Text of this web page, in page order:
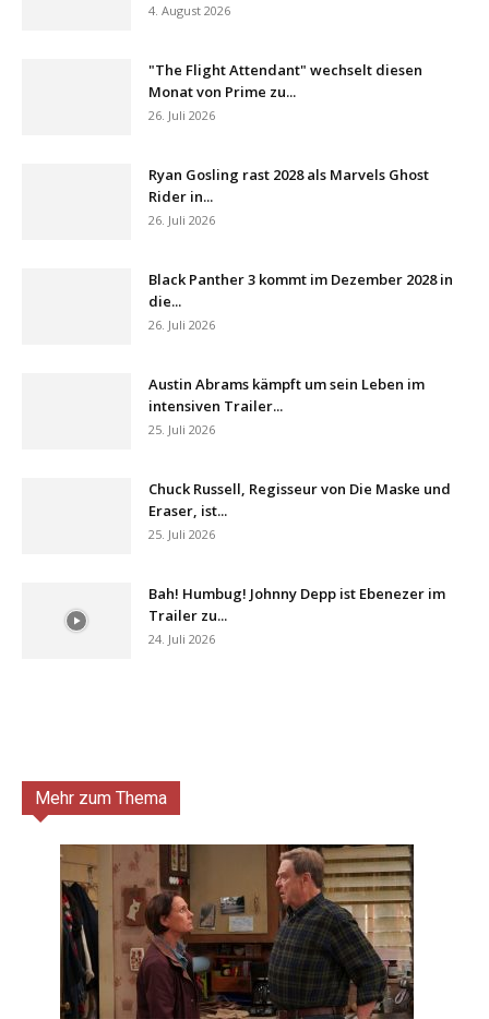
4. August 2026
"The Flight Attendant" wechselt diesen
Monat von Prime zu...
26. Juli 2026
Ryan Gosling rast 2028 als Marvels Ghost
Rider in...
26. Juli 2026
Black Panther 3 kommt im Dezember 2028 in
die...
26. Juli 2026
Austin Abrams kämpft um sein Leben im
intensiven Trailer...
25. Juli 2026
Chuck Russell, Regisseur von Die Maske und
Eraser, ist...
25. Juli 2026
Bah! Humbug! Johnny Depp ist Ebenezer im
Trailer zu...
24. Juli 2026
Mehr zum Thema